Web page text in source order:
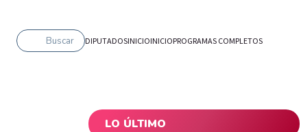
Buscar DIPUTADOSINICIOINICIOPROGRAMAS COMPLETOS
LO ÚLTIMO